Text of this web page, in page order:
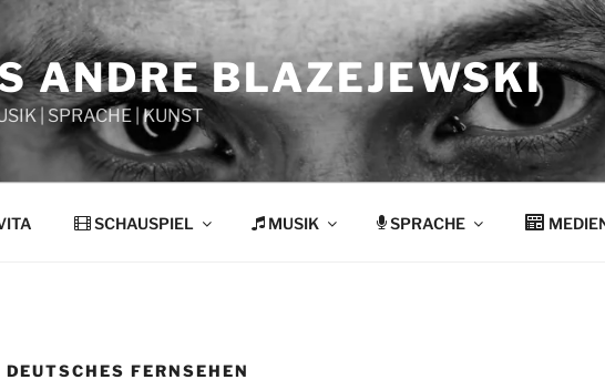
ANDRE BLAZEJEWSKI
| SPRACHE | KUNST
SCHAUSPIEL MUSIK SPRACHE
DEUTSCHES FERNSEHEN